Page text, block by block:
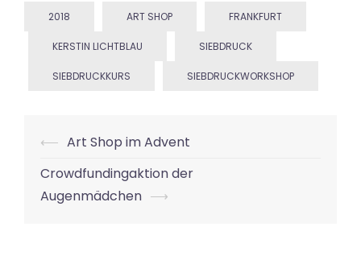
2018 ART SHOP FRANKFURT
KERSTIN LICHTBLAU SIEBDRUCK
SIEBDRUCKKURS SIEBDRUCKWORKSHOP
Beitrags-
⟵ Art Shop im Advent
Crowdfundingaktion der
Augenmädchen ⟶